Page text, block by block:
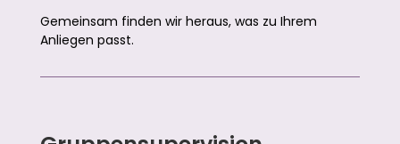
Gemeinsam finden wir heraus, was zu Ihrem
Anliegen passt.